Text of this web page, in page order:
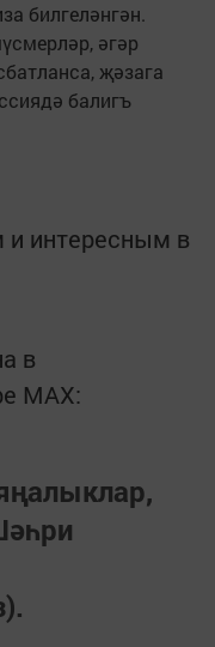
билгеләнгән.
әгәр
җәзага
балигъ
интересным в
в
MАХ: